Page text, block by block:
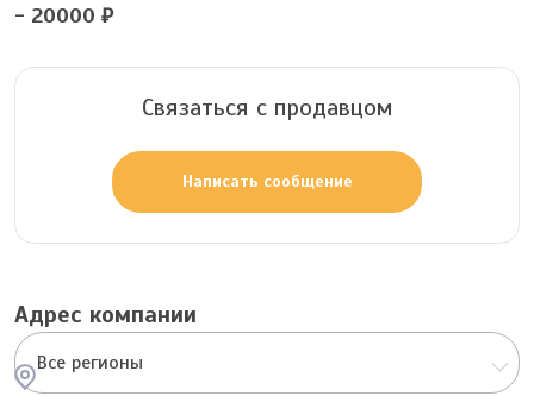
- 20000 ₽
Связаться с продавцом
Написать сообщение
Адрес компании
Все регионы